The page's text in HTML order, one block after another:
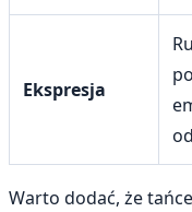
Ekspresja
Warto dodać, że